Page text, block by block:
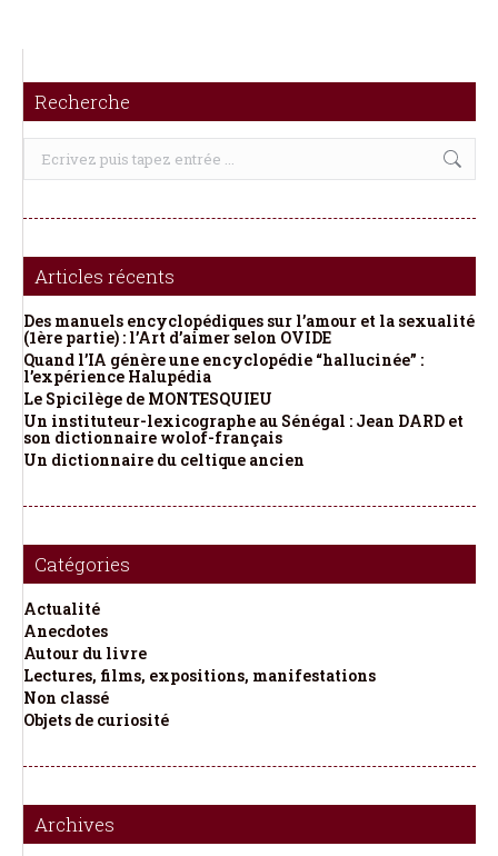
Recherche
Recherche
Articles récents
Des manuels encyclopédiques sur l’amour et la sexualité
(1ère partie) : l’Art d’aimer selon OVIDE
Quand l’IA génère une encyclopédie “hallucinée” :
l’expérience Halupédia
Le Spicilège de MONTESQUIEU
Un instituteur-lexicographe au Sénégal : Jean DARD et
son dictionnaire wolof-français
Un dictionnaire du celtique ancien
Catégories
Actualité
Anecdotes
Autour du livre
Lectures, films, expositions, manifestations
Non classé
Objets de curiosité
Archives